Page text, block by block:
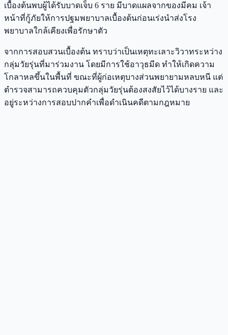
เบื้องต้นพบผู้ได้รับบาดเจ็บ 6 ราย มีบาดแผลจากของมีคม เจ้า
หน้าที่กู้ภัยให้การปฐมพยาบาลเบื้องต้นก่อนเร่งนำส่งโรง
พยาบาลใกล้เคียงเพื่อรักษาตัว
จากการสอบสวนเบื้องต้น ทราบว่าเป็นเหตุทะเลาะวิวาทระหว่าง
กลุ่มวัยรุ่นที่มาร่วมงาน โดยมีการใช้อาวุธมีด ทำให้เกิดความ
โกลาหลขึ้นในพื้นที่ ขณะที่ผู้ก่อเหตุบางส่วนพยายามหลบหนี แต่
ตำรวจสามารถควบคุมตัวกลุ่มวัยรุ่นต้องสงสัยไว้ได้บางราย และ
อยู่ระหว่างการสอบปากคำเพื่อดำเนินคดีตามกฎหมาย